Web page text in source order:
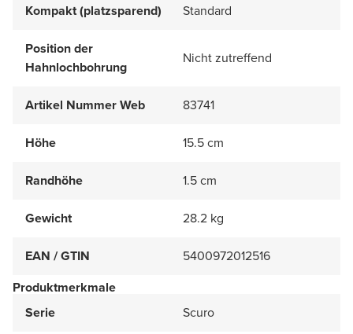
Kompakt (platzsparend) Standard
Position der
Hahnlochbohrung
Nicht zutreffend
Artikel Nummer Web 83741
Höhe 15.5 cm
Randhöhe 1.5 cm
Gewicht 28.2 kg
EAN / GTIN
5400972012516
Produktmerkmale
Serie
Scuro